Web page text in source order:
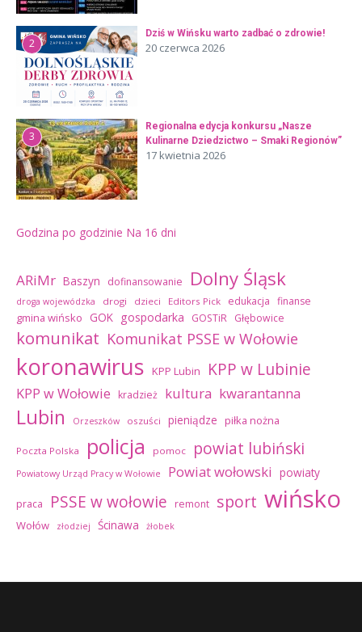
2
Dziś w Wińsku warto zadbać o zdrowie!
20 czerwca 2026
3
Regionalna edycja konkursu „Nasze
Kulinarne Dziedzictwo – Smaki Regionów”
17 kwietnia 2026
Godzina po godzinie Na 16 dni
ARiMr Baszyn dofinansowanie Dolny Śląsk
droga wojewódzka drogi dzieci Editors Pick edukacja finanse
gmina wińsko GOK gospodarka GOSTiR Głębowice
komunikat Komunikat PSSE w Wołowie
koronawirus KPP Lubin KPP w Lubinie
KPP w Wołowie kradzież kultura kwarantanna
Lubin Orzeszków oszuści pieniądze piłka nożna
Poczta Polska policja pomoc powiat lubiński
Powiatowy Urząd Pracy w Wołowie Powiat wołowski powiaty
praca PSSE w wołowie remont sport wińsko
Wołów złodziej Ścinawa żłobek